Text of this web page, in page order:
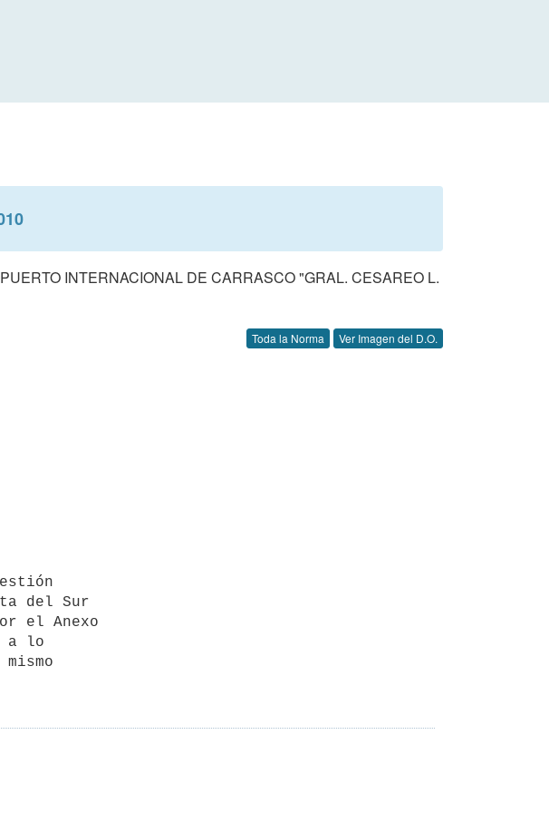
INTERNACIONAL DE CARRASCO "GRAL. CESAREO L.
Toda la Norma Ver Imagen del D.O.
del Sur
el Anexo
a lo